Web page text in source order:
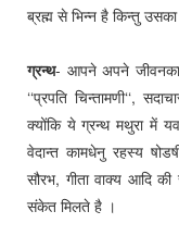
ब्रह्म से भिन्न है किन्तु
ग्रन्थ- आपने अपने
‘‘प्रपति चिन्तामणी‘‘,
क्योंकि ये ग्रन्थ मथुरा में
वेदान्त कामधेनु रहस्य
सौरभ, गीता वाक्य आदि
संकेत मिलते है ।